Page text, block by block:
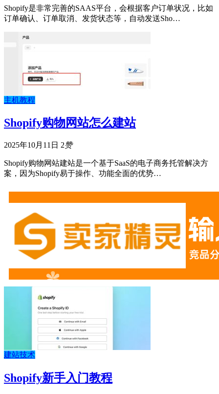
Shopify是非常完善的SAAS平台，会根据客户订单状况，比如
订单确认、订单取消、发货状态等，自动发送Sho…
主机教程
Shopify购物网站怎么建站
2025年10月11日 2赞
Shopify购物网站建站是一个基于SaaS的电子商务托管解决方
案，因为Shopify易于操作、功能全面的优势…
建站技术
Shopify新手入门教程